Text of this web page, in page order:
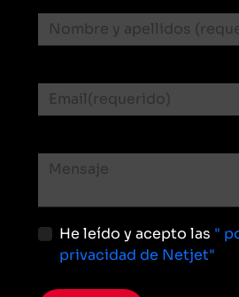
He leído y acepto las "
privacidad de Netjet"